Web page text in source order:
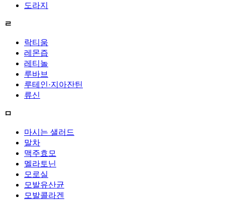
도라지
ㄹ
락티움
레몬즙
레티놀
루바브
루테인·지아잔틴
류신
ㅁ
마시는 샐러드
말차
맥주효모
멜라토닌
모로실
모발유산균
모발콜라겐